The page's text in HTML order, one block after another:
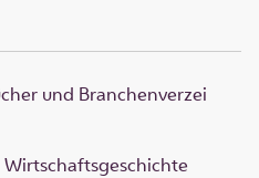
und Branchenverzei
Wirtschaftsgeschichte